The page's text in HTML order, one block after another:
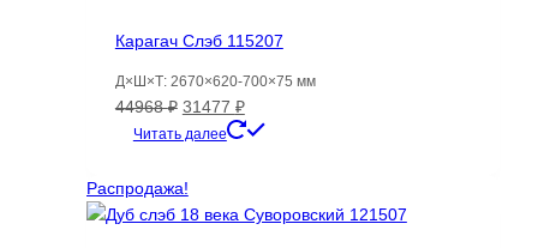
Карагач Слэб 115207
Д×Ш×Т: 2670×620-700×75 мм
44968₽ Первоначальная
цена
44968 ₽.
31477 ₽Текущая
цена:
Читать далее
Распродажа!